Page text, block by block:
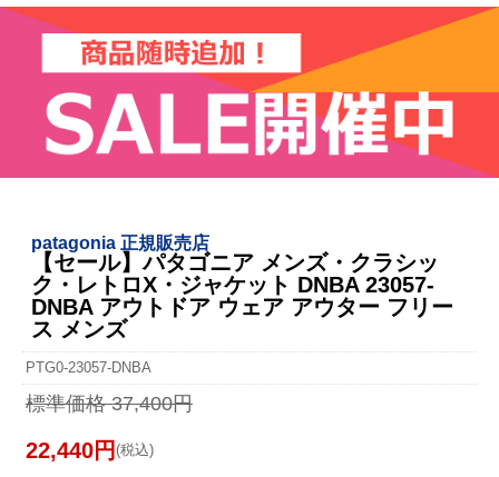
patagonia 正規販売店
【セール】パタゴニア メンズ・クラシッ
ク・レトロX・ジャケット DNBA 23057-
DNBA アウトドア ウェア アウター フリー
ス メンズ
PTG0-23057-DNBA
標準価格 37,400円
22,440円 (税込)